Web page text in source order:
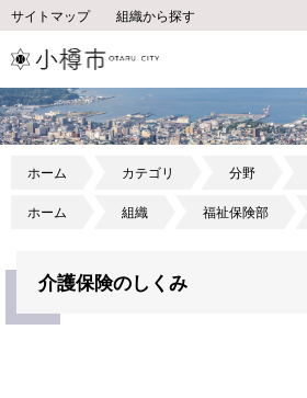
サイトマップ 組織から探す
ホーム カテゴリ 分野
ホーム 組織 福祉保険部
介護保険のしくみ